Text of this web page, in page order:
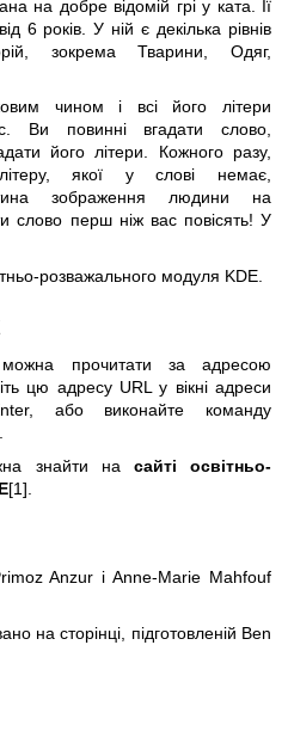
на добре відомій грі у ката. Її
6 років. У ній є декілька рівнів
зокрема Тварини, Одяг,
чином і всі його літери
Ви повинні вгадати слово,
його літери. Кожного разу,
якої у слові немає,
зображення людини на
слово перш ніж вас повісять! У
розважального модуля KDE.
можна прочитати за адресою
цю адресу URL у вікні адреси
або виконайте команду
знайти на сайті освітньо-
[1].
Anzur і Anne-Marie Mahfouf
на сторінці, підготовленій Ben